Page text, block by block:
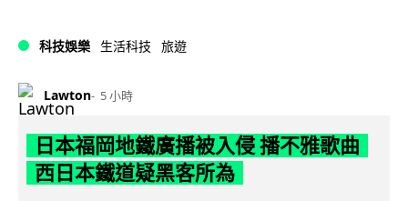
科技娛樂 生活科技 旅遊
Lawton 5 小時
日本福岡地鐵廣播被入侵 播不雅歌曲
西日本鐵道疑黑客所為